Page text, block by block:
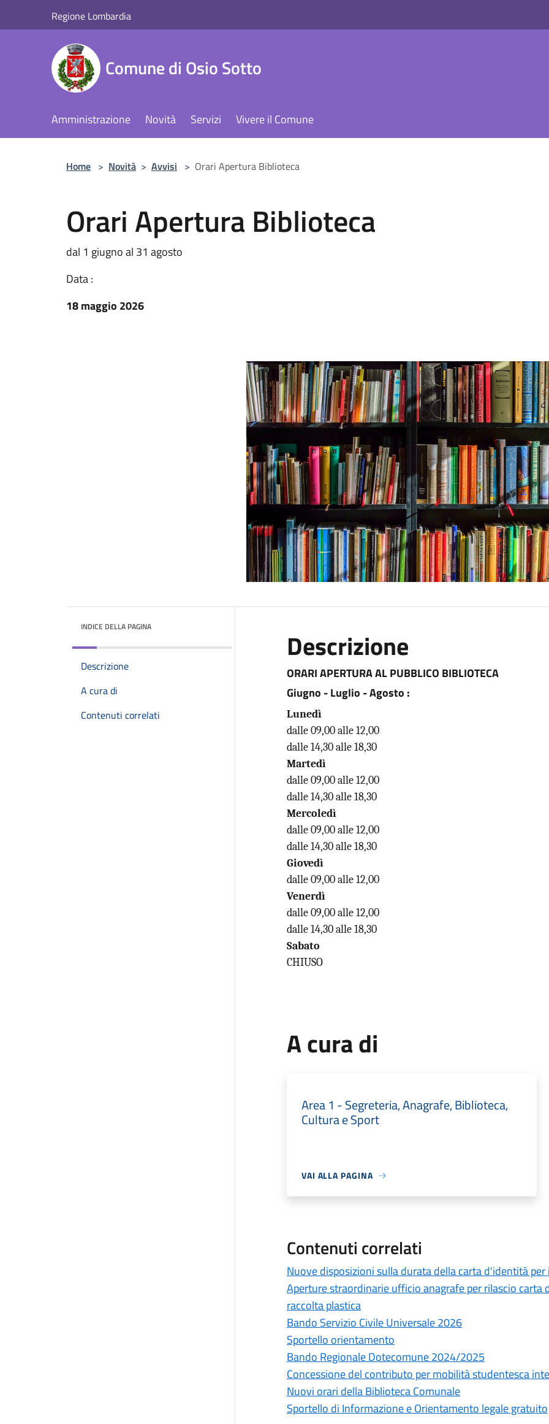
Regione Lombardia
Comune di Osio Sotto
Amministrazione Novità Servizi Vivere il Comune
Home > Novità > Avvisi > Orari Apertura Biblioteca
Orari Apertura Biblioteca
dal 1 giugno al 31 agosto
Data :
18 maggio 2026
INDICE DELLA PAGINA
Descrizione
A cura di
Contenuti correlati
Descrizione
ORARI APERTURA AL PUBBLICO BIBLIOTECA
Giugno - Luglio - Agosto :
Lunedì
dalle 09,00 alle 12,00
dalle 14,30 alle 18,30
Martedì
dalle 09,00 alle 12,00
dalle 14,30 alle 18,30
Mercoledì
dalle 09,00 alle 12,00
dalle 14,30 alle 18,30
Giovedì
dalle 09,00 alle 12,00
Venerdì
dalle 09,00 alle 12,00
dalle 14,30 alle 18,30
Sabato
CHIUSO
A cura di
Area 1 - Segreteria, Anagrafe, Biblioteca,
Cultura e Sport
VAI ALLA PAGINA
Contenuti correlati
Nuove disposizioni sulla durata della carta d'identità
Aperture straordinarie ufficio anagrafe per rilascio carta
raccolta plastica
Bando Servizio Civile Universale 2026
Sportello orientamento
Bando Regionale Dotecomune 2024/2025
Concessione del contributo per mobilità studentesca
Nuovi orari della Biblioteca Comunale
Sportello di Informazione e Orientamento legale gratuito